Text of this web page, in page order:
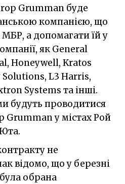
Grumman буде
компанією, що
а допомагати їй у
як General
Honeywell, Kratos
L3 Harris,
Systems та інші.
будуть проводитися
Grumman у містах Рой
не
відомо, що у березні
обрана